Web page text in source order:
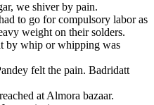
we shiver by pain.
to go for compulsory labor as
weight on their solders.
by whip or whipping was
felt the pain. Badridatt
at Almora bazaar.